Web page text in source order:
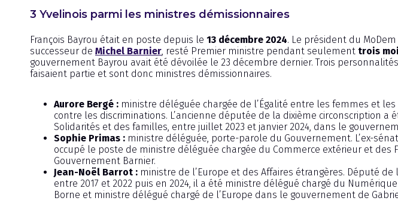
3 Yvelinois parmi les ministres démissionnaires
François Bayrou était en poste depuis le 13 décembre 2024. Le président du
successeur de Michel Barnier, resté Premier ministre pendant seulement trois
gouvernement Bayrou avait été dévoilée le 23 décembre dernier. Trois
faisaient partie et sont donc ministres démissionnaires.
Aurore Bergé : ministre déléguée chargée de l’Égalité entre les femmes et
contre les discriminations. L’ancienne députée de la dixième circonscription a
Solidarités et des familles, entre juillet 2023 et janvier 2024, dans le
Sophie Primas : ministre déléguée, porte-parole du Gouvernement. L’ex-
occupé le poste de ministre déléguée chargée du Commerce extérieur et des
Gouvernement Barnier.
Jean-Noël Barrot : ministre de l’Europe et des Affaires étrangères. Député
entre 2017 et 2022 puis en 2024, il a été ministre délégué chargé du
Borne et ministre délégué chargé de l’Europe dans le gouvernement de